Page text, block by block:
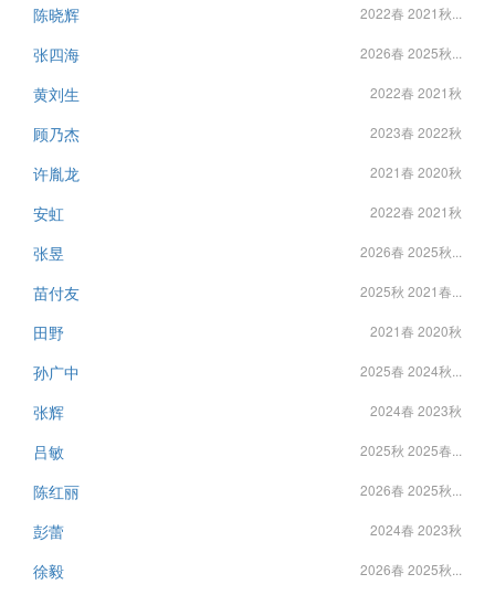
陈晓辉 2022春 2021秋...
张四海 2026春 2025秋...
黄刘生 2022春 2021秋
顾乃杰 2023春 2022秋
许胤龙 2021春 2020秋
安虹 2022春 2021秋
张昱 2026春 2025秋...
苗付友 2025秋 2021春...
田野 2021春 2020秋
孙广中 2025春 2024秋...
张辉 2024春 2023秋
吕敏 2025秋 2025春...
陈红丽 2026春 2025秋...
彭蕾 2024春 2023秋
徐毅 2026春 2025秋...